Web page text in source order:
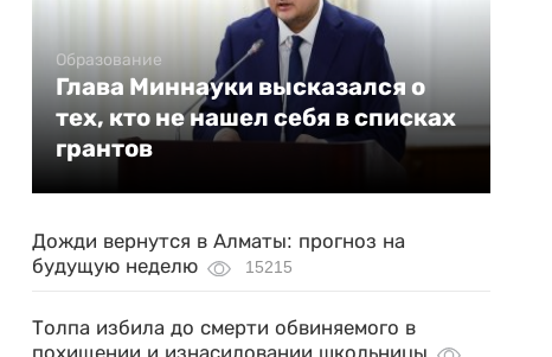
Образование
Глава Миннауки высказался о
тех, кто не нашел себя в списках
грантов
Дожди вернутся в Алматы: прогноз на
будущую неделю
15215
Толпа избила до смерти обвиняемого в